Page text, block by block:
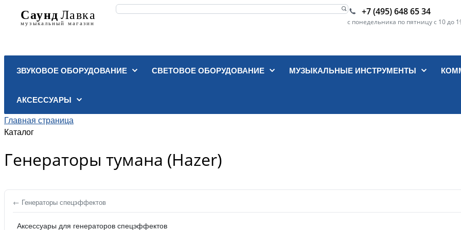
+7 (495) 648 65 34
с понедельника по пятницу с 10 до
ЗВУКОВОЕ ОБОРУДОВАНИЕ СВЕТОВОЕ ОБОРУДОВАНИЕ МУЗЫКАЛЬНЫЕ ИНСТРУМЕНТЫ
АКСЕССУАРЫ
Главная страница
Каталог
Генераторы тумана (Hazer)
← Генераторы спецэффектов
Аксессуары для генераторов спецэффектов